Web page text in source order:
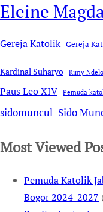
Eleine
Gereja Katolik Gereja
Kardinal Suharyo Kimy Ndelo
Paus Leo XIV Pemuda
sidomuncul Sido
Most Viewed
Pemuda Katolik
Bogor 2024-2027